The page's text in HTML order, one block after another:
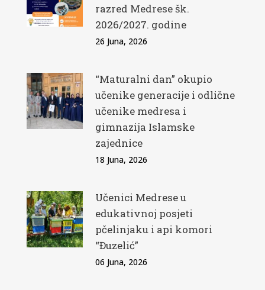
razred Medrese šk.
2026/2027. godine
26 Juna, 2026
“Maturalni dan” okupio
učenike generacije i odlične
učenike medresa i
gimnazija Islamske
zajednice
18 Juna, 2026
Učenici Medrese u
edukativnoj posjeti
pčelinjaku i api komori
“Đuzelić”
06 Juna, 2026